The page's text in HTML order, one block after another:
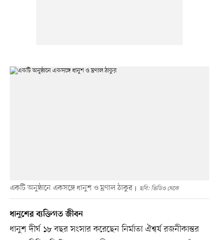
একটি অনুষ্ঠানে একসঙ্গে ধানুশ ও ম্রণাল ঠাকুর ছবি: ভিডিও থেকে
ধানুশের ব্যক্তিগত জীবন
ধানুশ দীর্ঘ ১৮ বছর সংসার করেছেন নির্মাতা ঐশ্বর্য রজনীকান্তর